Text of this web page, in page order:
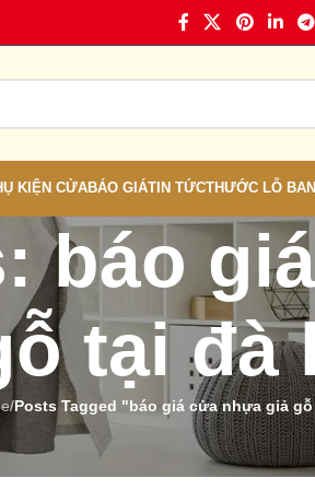
KIỆN CỬABÁO GIÁTIN TỨCTHƯỚC LỖ BAN
báo
tại đà
/Posts Tagged "báo giá cửa nhựa giả